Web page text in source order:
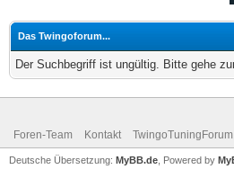
Das Twingoforum...
Der Suchbegriff ist ungültig. Bitte gehe
Foren-Team Kontakt
Deutsche Übersetzung: MyBB.de , Powered by